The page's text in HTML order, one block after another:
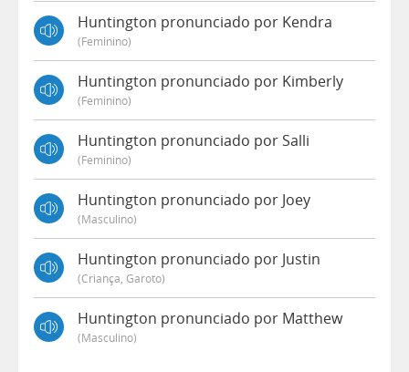
Huntington pronunciado por Kendra
(feminino)
Huntington pronunciado por Kimberly
(feminino)
Huntington pronunciado por Salli
(feminino)
Huntington pronunciado por Joey
(masculino)
Huntington pronunciado por Justin
(criança, Garoto)
Huntington pronunciado por Matthew
(masculino)